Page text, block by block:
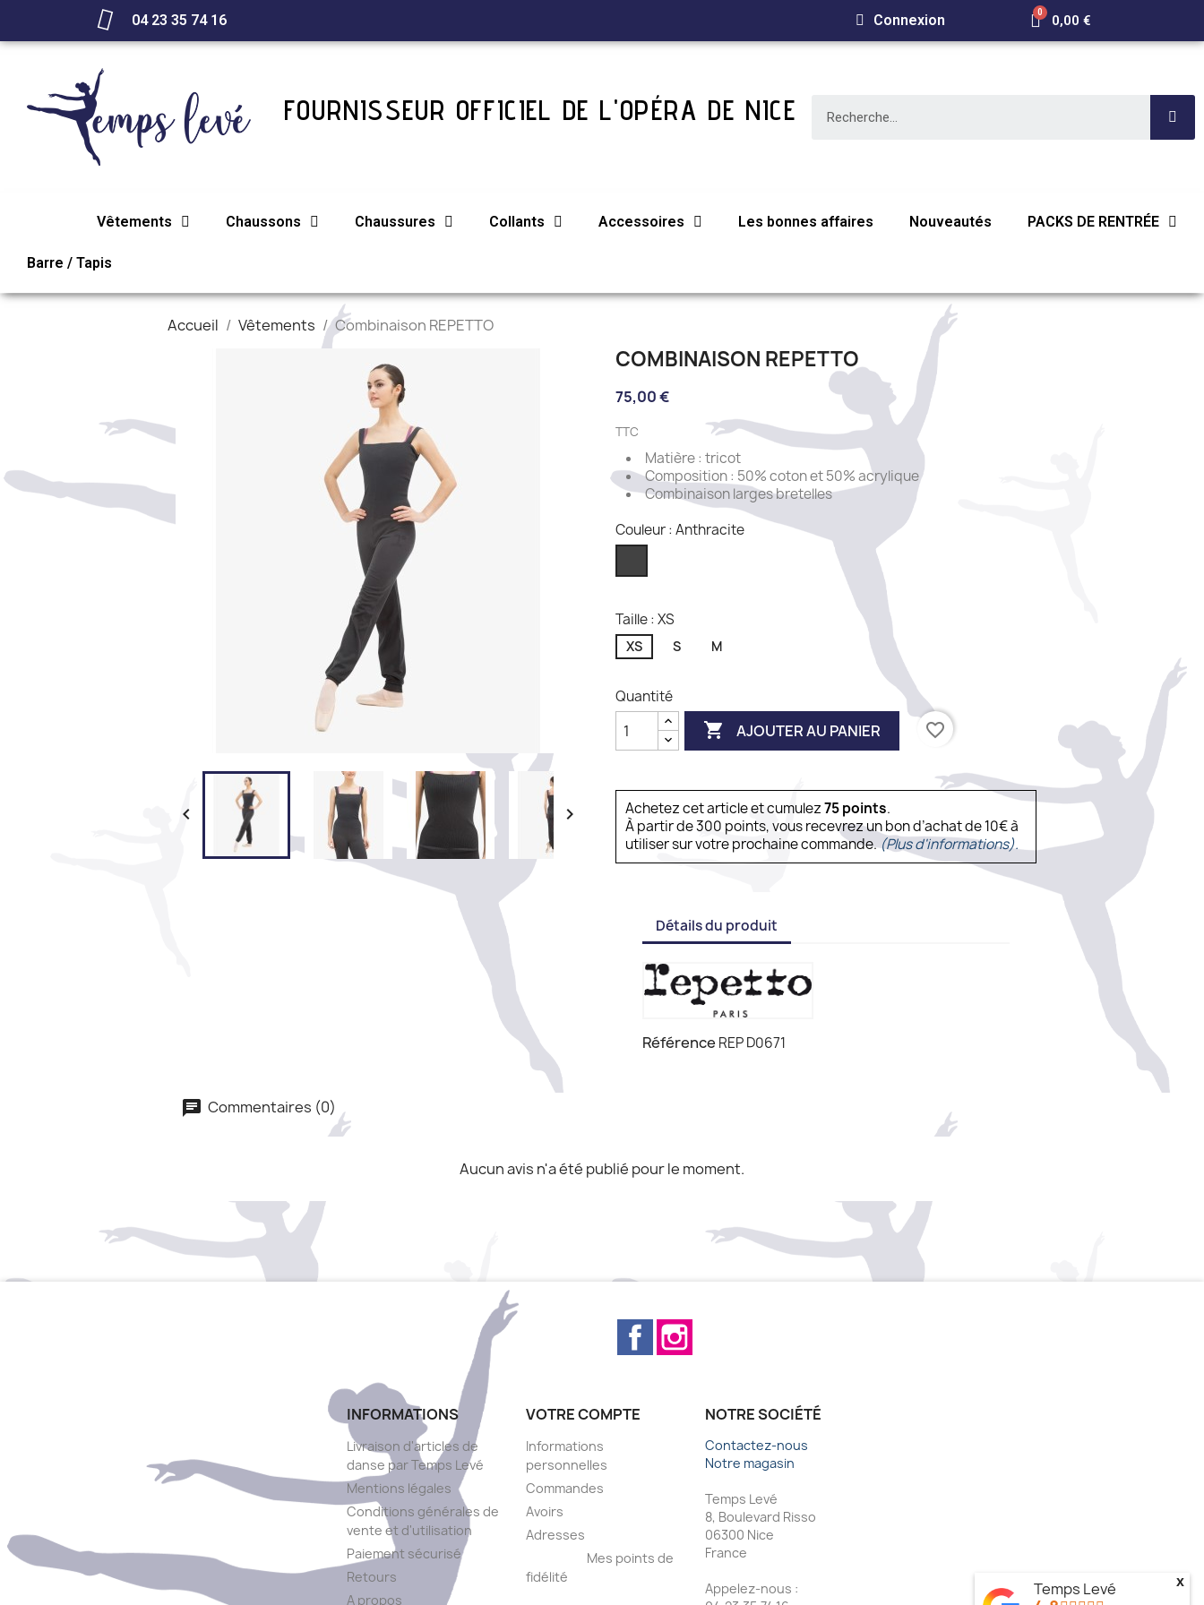
04 23 35 74 16 Connexion 0,00 €
FOURNISSEUR OFFICIEL DE L'OPÉRA DE NICE
Vêtements Chaussons Chaussures Collants Accessoires Les bonnes affaires Nouveautés PACKS DE RENTRÉE
Barre / Tapis
Accueil Vêtements Combinaison REPETTO
 
COMBINAISON REPETTO
75,00 €
TTC
Matière : tricot
Composition : 50% coton et 50% acrylique
Combinaison larges bretelles
Couleur : Anthracite
Taille : XS
XS S M
Quantité
 AJOUTER AU PANIER favorite_border
Achetez cet article et cumulez75points.
À partir de 300 points, vous recevrez un bon d’achat de 10€ à
utiliser sur votre prochaine commande.(Plus d'informations).
Détails du produit
Référence REP D0671
Commentaires (0)
Aucun avis n'a été publié pour le moment.
Facebook
INFORMATIONS
Livraison d'articles de
danse par Temps Levé
Mentions légales
Conditions générales de
vente et d'utilisation
Paiement sécurisé
Retours
A propos
VOTRE COMPTE
Informations
personnelles
Commandes
Avoirs
Adresses
Mes points de
fidélité
NOTRE SOCIÉTÉ
Contactez-nous
Notre magasin
Temps Levé
8, Boulevard Risso
06300 Nice
France
Appelez-nous :
Temps Levé x